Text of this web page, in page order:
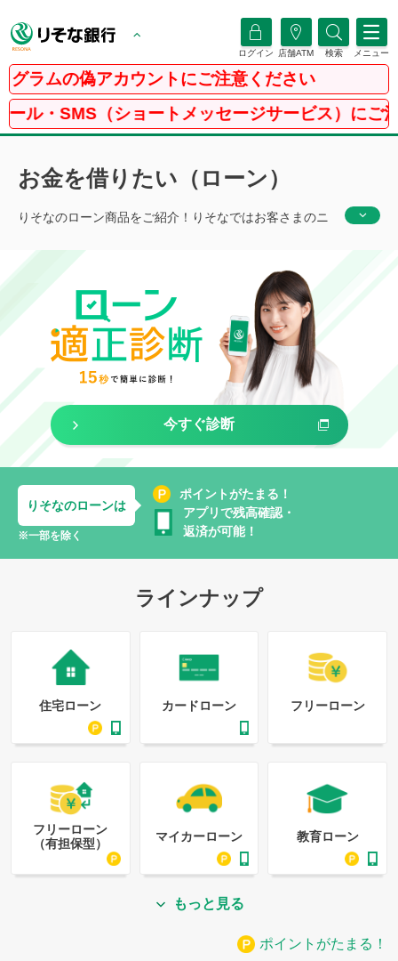
ログイン 店舗ATM 検索 メニュー
偽アカウントにご注意ください
ショートメッセージサービス）にご注意ください
お金を借りたい（ローン）
りそなのローン商品をご紹介！りそなではお客さまのニ
す。
今すぐ診断
りそなのローンは
※一部を除く
ポイントがたまる！
アプリで残高確認・
返済が可能！
ラインナップ
住宅ローン カードローン フリーローン
フリーローン
（有担保型）
マイカーローン 教育ローン
もっと見る
ポイントがたまる！